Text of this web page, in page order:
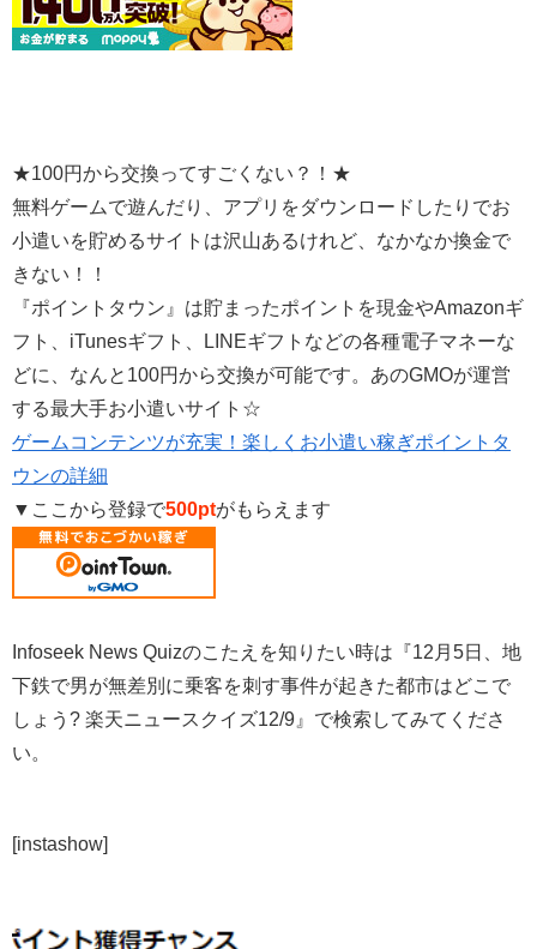
★100円から交換ってすごくない？！★
無料ゲームで遊んだり、アプリをダウンロードしたりでお
小遣いを貯めるサイトは沢山あるけれど、なかなか換金で
きない！！
『ポイントタウン』は貯まったポイントを現金やAmazonギ
フト、iTunesギフト、LINEギフトなどの各種電子マネーな
どに、なんと100円から交換が可能です。あのGMOが運営
する最大手お小遣いサイト☆
ゲームコンテンツが充実！楽しくお小遣い稼ぎポイントタ
ウンの詳細
▼ここから登録で500ptがもらえます
Infoseek News Quizのこたえを知りたい時は『12月5日、地
下鉄で男が無差別に乗客を刺す事件が起きた都市はどこで
しょう? 楽天ニュースクイズ12/9』で検索してみてくださ
い。
[instashow]